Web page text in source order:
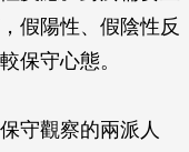
假陽性、假陰性反
保守心態。
守觀察的兩派人